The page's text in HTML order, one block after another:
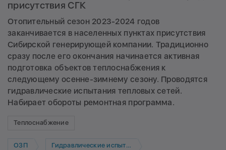
присутствия СГК
Отопительный сезон 2023-2024 годов
заканчивается в населенных пунктах присутствия
Сибирской генерирующей компании. Традиционно
сразу после его окончания начинается активная
подготовка объектов теплоснабжения к
следующему осенне-зимнему сезону. Проводятся
гидравлические испытания тепловых сетей.
Набирает обороты ремонтная программа.
Теплоснабжение
ОЗП Гидравлические испытания